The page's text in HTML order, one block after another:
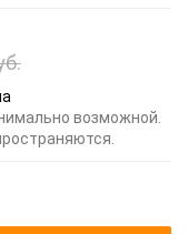
возможной.